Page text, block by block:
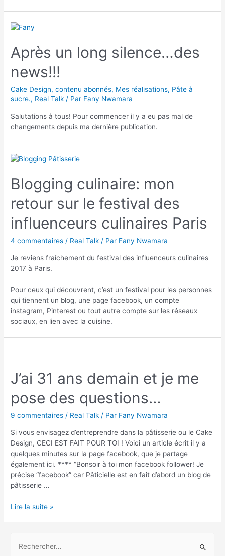
Après un long silence…des
news!!!
Cake Design,contenu abonnés, Mes réalisations, Pâte à
sucre., Real Talk / Par Fany Nwamara
Salutations à tous! Pour commencer il y a eu pas mal de
changements depuis ma dernière publication.
Blogging culinaire: mon
retour sur le festival des
influenceurs culinaires Paris
4 commentaires / Real Talk / Par Fany Nwamara
Je reviens fraîchement du festival des influenceurs culinaires
2017 à Paris.
Pour ceux qui découvrent, c’est un festival pour les personnes
qui tiennent un blog, une page facebook, un compte
instagram, Pinterest ou tout autre compte sur les réseaux
sociaux, en lien avec la cuisine.
J’ai 31 ans demain et je me
pose des questions…
9 commentaires / Real Talk / Par Fany Nwamara
Si vous envisagez d’entreprendre dans la pâtisserie ou le Cake
Design, CECI EST FAIT POUR TOI ! Voici un article écrit il y a
quelques minutes sur la page facebook, que je partage
également ici. **** “Bonsoir à toi mon facebook follower! Je
précise “facebook” car Pâticielle est en fait d’abord un blog de
pâtisserie …
Lire la suite »